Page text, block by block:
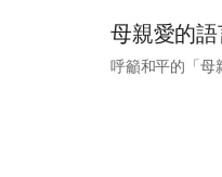
母親愛的
呼籲和平的「母